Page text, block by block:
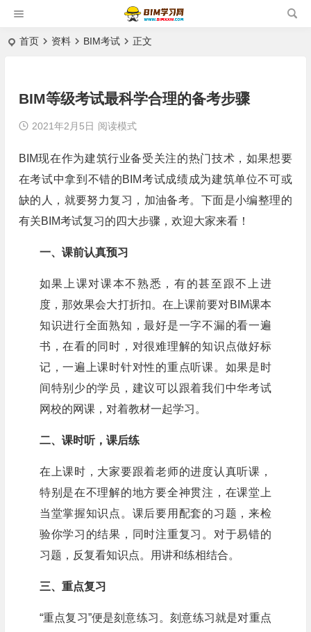
首页 资料 BIM考试 正文
BIM等级考试最科学合理的备考步骤
2021年2月5日 阅读模式
BIM现在作为建筑行业备受关注的热门技术，如果想要
在考试中拿到不错的BIM考试成绩成为建筑单位不可或
缺的人，就要努力复习，加油备考。下面是小编整理的
有关BIM考试复习的四大步骤，欢迎大家来看！
一、课前认真预习
如果上课对课本不熟悉，有的甚至跟不上进
度，那效果会大打折扣。在上课前要对BIM课本
知识进行全面熟知，最好是一字不漏的看一遍
书，在看的同时，对很难理解的知识点做好标
记，一遍上课时针对性的重点听课。如果是时
间特别少的学员，建议可以跟着我们中华考试
网校的网课，对着教材一起学习。
二、课时听，课后练
在上课时，大家要跟着老师的进度认真听课，
特别是在不理解的地方要全神贯注，在课堂上
当堂掌握知识点。课后要用配套的习题，来检
验你学习的结果，同时注重复习。对于易错的
习题，反复看知识点。用讲和练相结合。
三、重点复习
“重点复习”便是刻意练习。刻意练习就是对重点